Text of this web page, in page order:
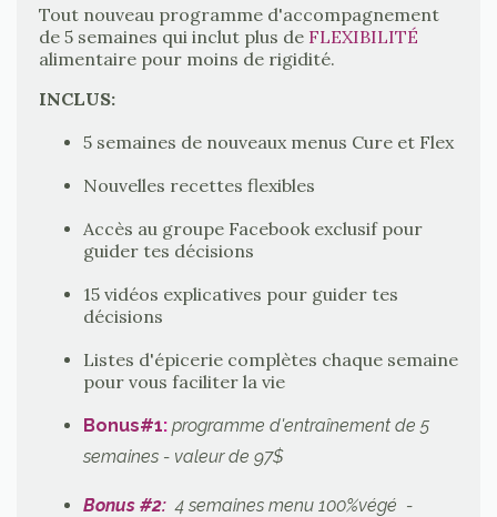
Tout nouveau programme d'accompagnement
de 5 semaines qui inclut plus de FLEXIBILITÉ
alimentaire pour moins de rigidité.
INCLUS:
5 semaines de nouveaux menus Cure et Flex
Nouvelles recettes flexibles
Accès au groupe Facebook exclusif pour
guider tes décisions
15 vidéos explicatives pour guider tes
décisions
Listes d'épicerie complètes chaque semaine
pour vous faciliter la vie
Bonus#1: programme d'entraînement de 5
semaines - valeur de 97$
Bonus #2: 4 semaines menu 100%végé -